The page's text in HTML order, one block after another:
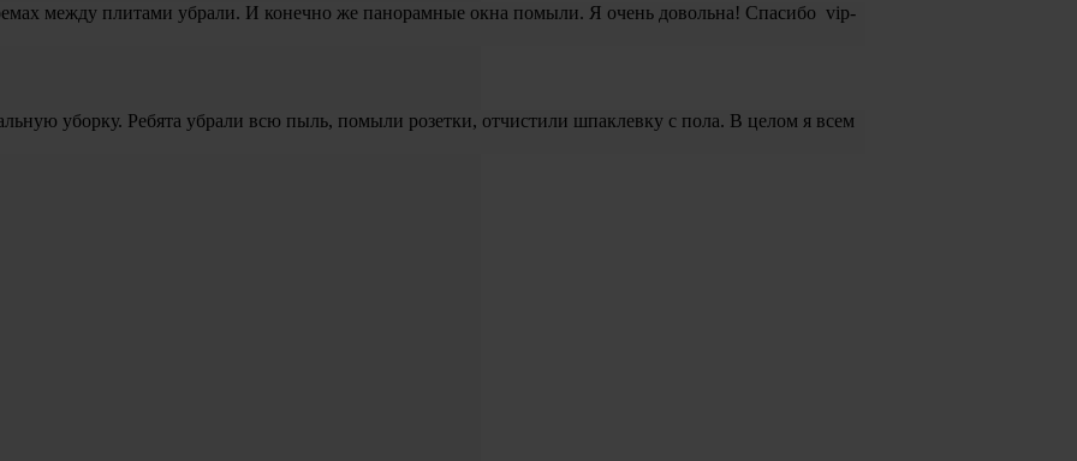
между плитами убрали. И конечно же панорамные окна помыли. Я очень довольна! Спасибо vip-
уборку. Ребята убрали всю пыль, помыли розетки, отчистили шпаклевку с пола. В целом я всем